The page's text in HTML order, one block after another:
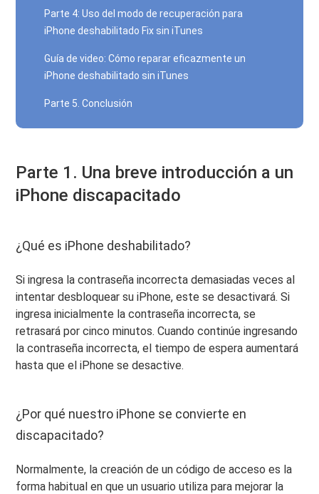
Parte 4: Uso del modo de recuperación para
iPhone deshabilitado Fix sin iTunes
Guía de video: Cómo reparar eficazmente un
iPhone deshabilitado sin iTunes
Parte 5. Conclusión
Parte 1. Una breve introducción a un
iPhone discapacitado
¿Qué es iPhone deshabilitado?
Si ingresa la contraseña incorrecta demasiadas veces al
intentar desbloquear su iPhone, este se desactivará. Si
ingresa inicialmente la contraseña incorrecta, se
retrasará por cinco minutos. Cuando continúe ingresando
la contraseña incorrecta, el tiempo de espera aumentará
hasta que el iPhone se desactive.
¿Por qué nuestro iPhone se convierte en
discapacitado?
Normalmente, la creación de un código de acceso es la
forma habitual en que un usuario utiliza para mejorar la